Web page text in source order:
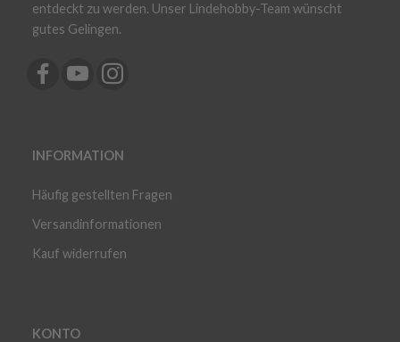
entdeckt zu werden. Unser Lindehobby-Team wünscht
gutes Gelingen.
INFORMATION
Häufig gestellten Fragen
Versandinformationen
Kauf widerrufen
KONTO